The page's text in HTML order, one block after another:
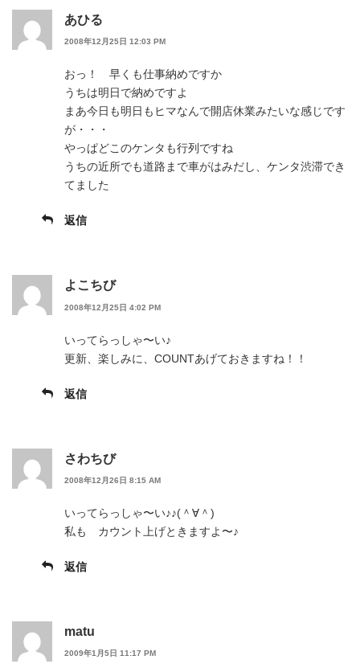
あひる
2008年12月25日 12:03 PM
おっ！ 早くも仕事納めですか
うちは明日で納めですよ
まあ今日も明日もヒマなんで開店休業みたいな感じです
が・・・
やっぱどこのケンタも行列ですね
うちの近所でも道路まで車がはみだし、ケンタ渋滞でき
てました
返信
よこちび
2008年12月25日 4:02 PM
いってらっしゃ〜い♪
更新、楽しみに、COUNTあげておきますね！！
返信
さわちび
2008年12月26日 8:15 AM
いってらっしゃ〜い♪♪(＾∀＾)
私も カウント上げときますよ〜♪
返信
matu
2009年1月5日 11:17 PM